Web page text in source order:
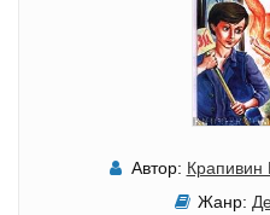
Автор: Крапивин
Жанр: